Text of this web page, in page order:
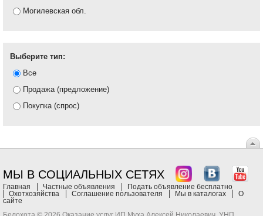
Могилевская обл.
Выберите тип:
Все
Продажа (предложение)
Покупка (спрос)
МЫ В СОЦИАЛЬНЫХ СЕТЯХ
Главная Частные объявления
Подать объявление бесплатно
Охотхозяйства
Соглашение пользователя Мы в каталогах
О
сайте